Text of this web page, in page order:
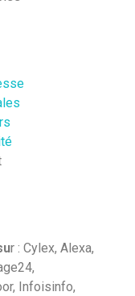
r : Cylex, Alexa,
Infoisinfo,